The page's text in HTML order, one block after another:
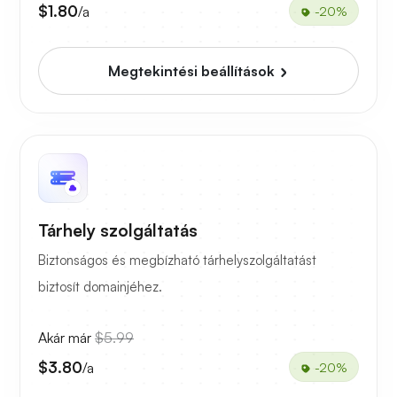
$1.80/a -20%
Megtekintési beállítások
Tárhely szolgáltatás
Biztonságos és megbízható tárhelyszolgáltatást
biztosít domainjéhez.
Akár már $5.99
$3.80/a -20%